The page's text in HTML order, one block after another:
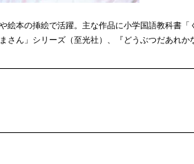
絵本の挿絵で活躍。主な作品に小学国語教科書「
さん」シリーズ（至光社）、『どうぶつだあれか